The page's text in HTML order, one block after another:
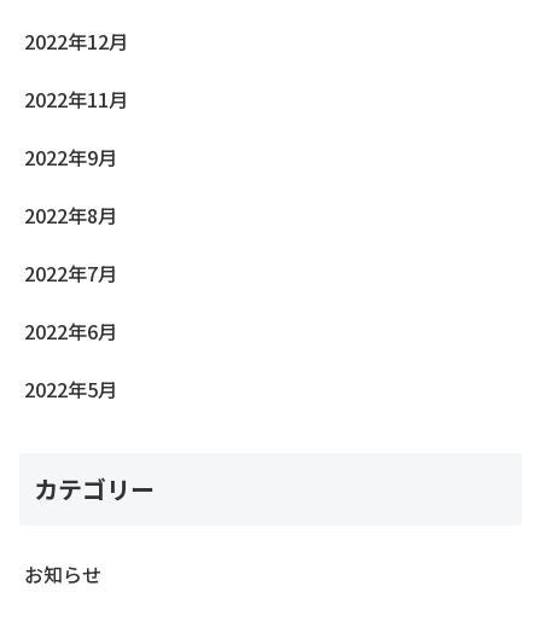
2022年12月
2022年11月
2022年9月
2022年8月
2022年7月
2022年6月
2022年5月
カテゴリー
お知らせ